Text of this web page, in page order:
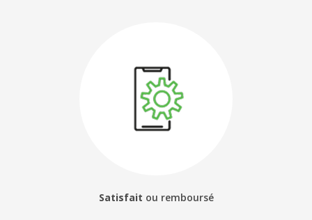
Satisfait ou remboursé